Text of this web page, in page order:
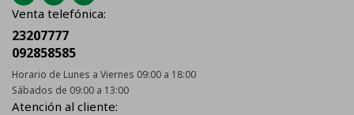
Venta telefónica:
23207777
092858585
Horario de Lunes a Viernes 09:00 a 18:00
Sábados de 09:00 a 13:00
Atención al cliente: